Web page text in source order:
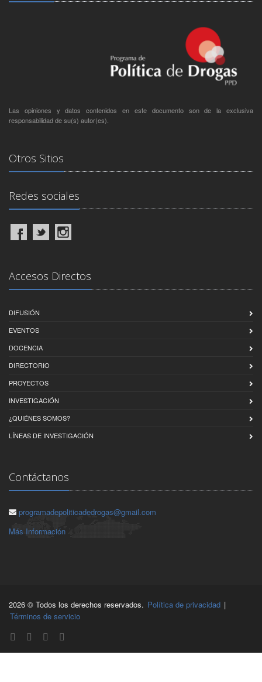
Las opiniones y datos contenidos en este documento son de la exclusiva
responsabilidad de su(s) autor(es).
Otros Sitios
Redes sociales
Accesos Directos
DIFUSIÓN
EVENTOS
DOCENCIA
DIRECTORIO
PROYECTOS
INVESTIGACIÓN
¿QUIÉNES SOMOS?
LÍNEAS DE INVESTIGACIÓN
Contáctanos
programadepoliticadedrogas@gmail.com
Más Información
2026 © Todos los derechos reservados. Política de privacidad |
Términos de servicio